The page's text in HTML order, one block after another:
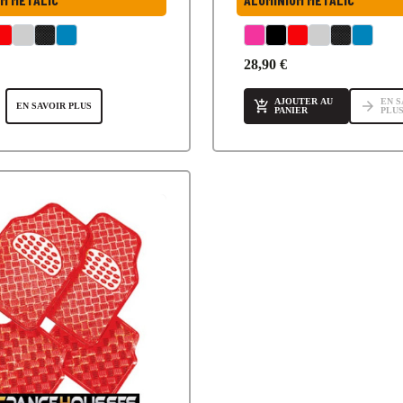
EN SAVOIR PLUS
28,90 €

AJOUTER AU
PANIER
arrow_forward
EN
PLUS